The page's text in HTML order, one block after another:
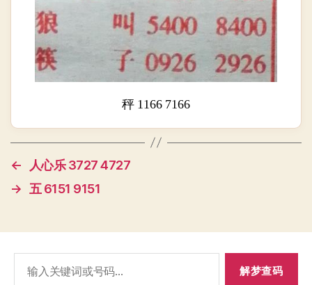
秤 1166 7166
←
人心乐 3727 4727
→
五 6151 9151
索：